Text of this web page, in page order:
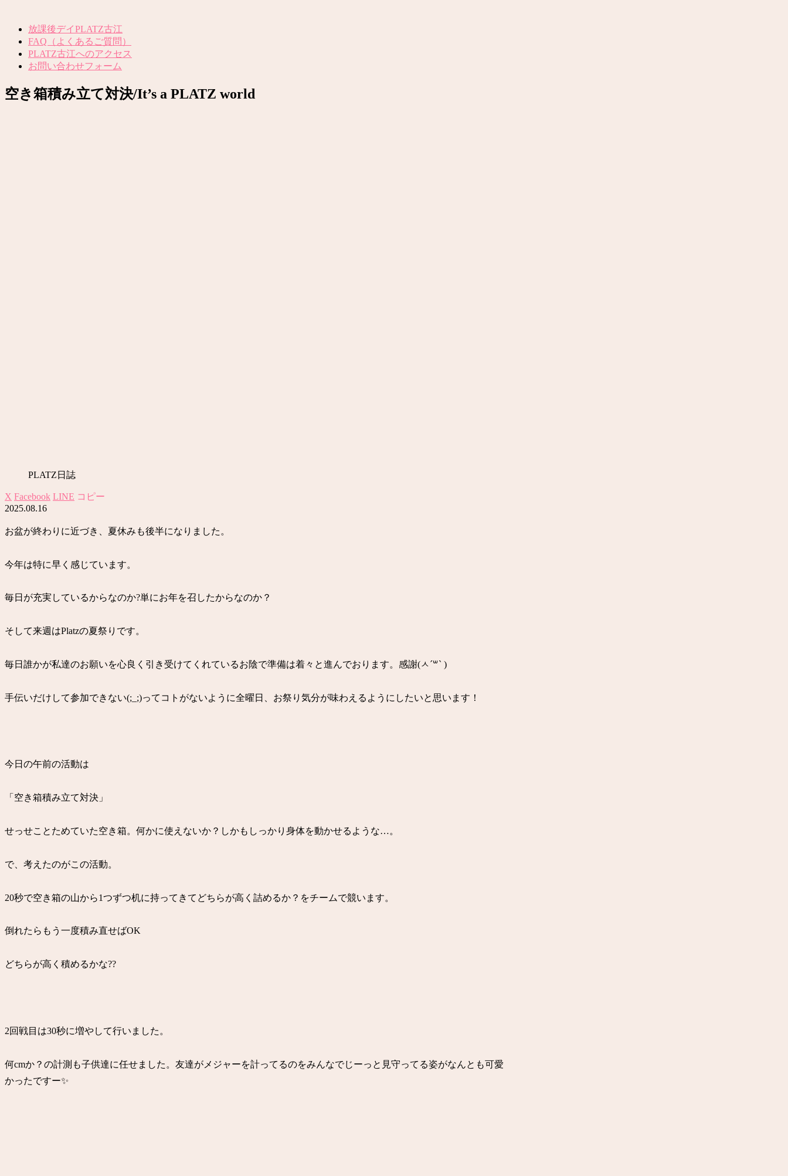
放課後デイPLATZ古江
FAQ（よくあるご質問）
PLATZ古江へのアクセス
お問い合わせフォーム
空き箱積み立て対決/It’s a PLATZ world
PLATZ日誌
X Facebook LINE コピー
2025.08.16
お盆が終わりに近づき、夏休みも後半になりました。
今年は特に早く感じています。
毎日が充実しているからなのか?単にお年を召したからなのか？
そして来週はPlatzの夏祭りです。
毎日誰かが私達のお願いを心良く引き受けてくれているお陰で準備は着々と進んでおります。感謝(ㅅ´꒳` )
手伝いだけして参加できない(;_;)ってコトがないように全曜日、お祭り気分が味わえるようにしたいと思います！
今日の午前の活動は
「空き箱積み立て対決」
せっせことためていた空き箱。何かに使えないか？しかもしっかり身体を動かせるような…。
で、考えたのがこの活動。
20秒で空き箱の山から1つずつ机に持ってきてどちらが高く詰めるか？をチームで競います。
倒れたらもう一度積み直せばOK
どちらが高く積めるかな??
2回戦目は30秒に増やして行いました。
何cmか？の計測も子供達に任せました。友達がメジャーを計ってるのをみんなでじーっと見守ってる姿がなんとも可愛
かったですー✨